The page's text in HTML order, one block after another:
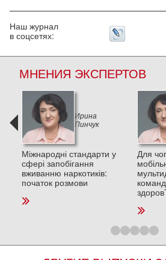
Наш журнал
в соцсетях:
МНЕНИЯ ЭКСПЕРТОВ
Ирина
Пинчук
Міжнародні стандарти у
сфері запобігання
вживанню наркотиків:
початок розмови
Для